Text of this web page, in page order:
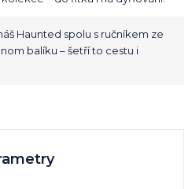
Haunted spolu s ručníkem ze
balíku – šetří to cestu i